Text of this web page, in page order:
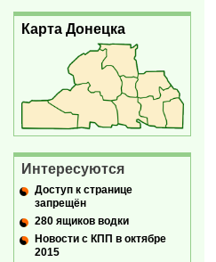
Карта Донецка
Интересуются
Доступ к странице
запрещён
280 ящиков водки
Новости с КПП в октябре
2015